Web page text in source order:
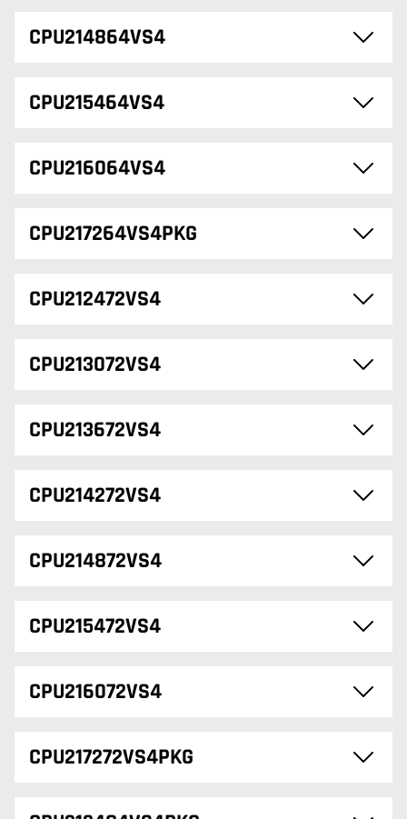
CPU214864VS4
CPU215464VS4
CPU216064VS4
CPU217264VS4PKG
CPU212472VS4
CPU213072VS4
CPU213672VS4
CPU214272VS4
CPU214872VS4
CPU215472VS4
CPU216072VS4
CPU217272VS4PKG